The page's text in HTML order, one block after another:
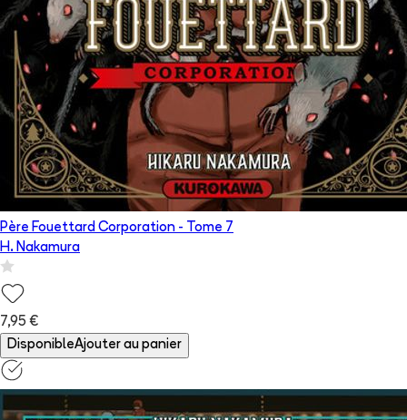
Père Fouettard Corporation - Tome 7
H. Nakamura
7,95 €
DisponibleAjouter au panier